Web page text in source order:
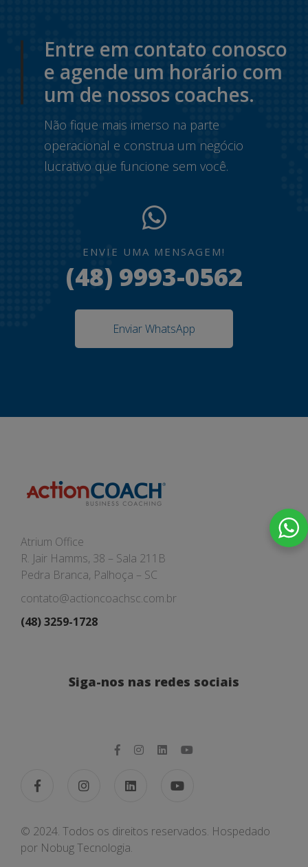
Entre em contato conosco
e agende um horário com
um de nossos coaches.
Não fique mais imerso na parte
operacional e construa um negócio
lucrativo que funcione sem você.
ENVIE UMA MENSAGEM!
(48) 9993-0562
Enviar WhatsApp
Atrium Office
R. Jair Hamms, 38 – Sala 211B
Pedra Branca, Palhoça – SC
contato@actioncoachsc.com.br
(48) 3259-1728
Siga-nos nas redes sociais
© 2024. Todos os direitos reservados. Hospedado
por Nobug Tecnologia.